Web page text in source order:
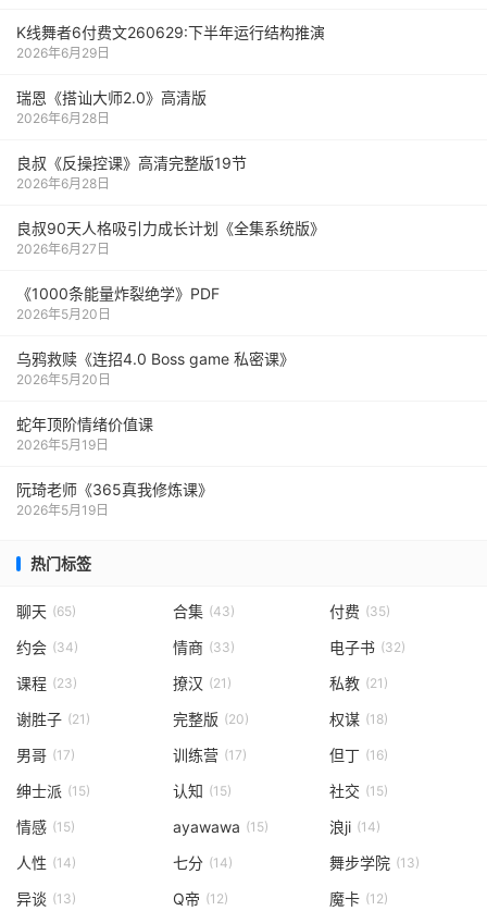
K线舞者6付费文260629:下半年运行结构推演
2026年6月29日
瑞恩《搭讪大师2.0》高清版
2026年6月28日
良叔《反操控课》高清完整版19节
2026年6月28日
良叔90天人格吸引力成长计划《全集系统版》
2026年6月27日
《1000‮能条‬‎量‮裂炸‬‎绝学》PDF
2026年5月20日
乌鸦救赎《连招4.0 Boss game 私密课》
2026年5月20日
蛇年顶阶情绪价值课
2026年5月19日
阮琦老师《365真我修炼课》
2026年5月19日
热门标签
聊天 (65) 合集 (43) 付费 (35)
约会 (34) 情商 (33) 电子书 (32)
课程 (23) 撩汉 (21) 私教 (21)
谢胜子 (21) 完整版 (20) 权谋 (18)
男哥 (17) 训练营 (17) 但丁 (16)
绅士派 (15) 认知 (15) 社交 (15)
情感 (15) ayawawa (15) 浪ji (14)
人性 (14) 七分 (14) 舞步学院 (13)
异谈 (13) Q帝 (12) 魔卡 (12)